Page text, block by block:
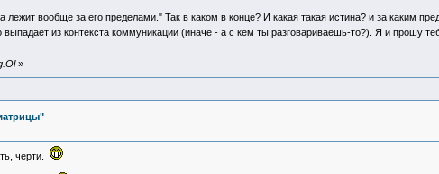
лежит вообще за его пределами." Так в каком в конце? И какая такая истина? и за каким
из контекста коммуникации (иначе - а с кем ты разговариваешь-то?). Я и прошу
»
черти.